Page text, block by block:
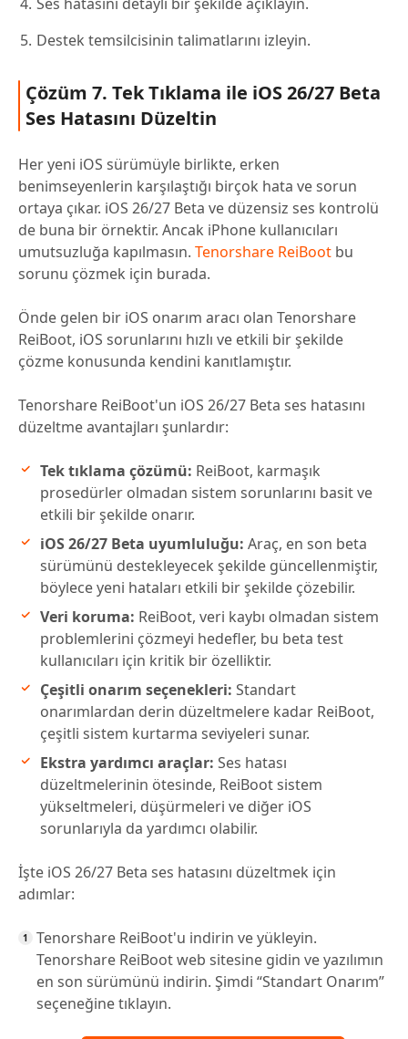
Destek temsilcisinin talimatlarını izleyin.
Çözüm 7. Tek Tıklama ile iOS 26/27 Beta
Ses Hatasını Düzeltin
Her yeni iOS sürümüyle birlikte, erken
benimseyenlerin karşılaştığı birçok hata ve sorun
ortaya çıkar. iOS 26/27 Beta ve düzensiz ses kontrolü
de buna bir örnektir. Ancak iPhone kullanıcıları
umutsuzluğa kapılmasın. Tenorshare ReiBoot bu
sorunu çözmek için burada.
Önde gelen bir iOS onarım aracı olan Tenorshare
ReiBoot, iOS sorunlarını hızlı ve etkili bir şekilde
çözme konusunda kendini kanıtlamıştır.
Tenorshare ReiBoot'un iOS 26/27 Beta ses hatasını
düzeltme avantajları şunlardır:
Tek tıklama çözümü: ReiBoot, karmaşık
prosedürler olmadan sistem sorunlarını basit ve
etkili bir şekilde onarır.
iOS 26/27 Beta uyumluluğu: Araç, en son beta
sürümünü destekleyecek şekilde güncellenmiştir,
böylece yeni hataları etkili bir şekilde çözebilir.
Veri koruma: ReiBoot, veri kaybı olmadan sistem
problemlerini çözmeyi hedefler, bu beta test
kullanıcıları için kritik bir özelliktir.
Çeşitli onarım seçenekleri: Standart
onarımlardan derin düzeltmelere kadar ReiBoot,
çeşitli sistem kurtarma seviyeleri sunar.
Ekstra yardımcı araçlar: Ses hatası
düzeltmelerinin ötesinde, ReiBoot sistem
yükseltmeleri, düşürmeleri ve diğer iOS
sorunlarıyla da yardımcı olabilir.
İşte iOS 26/27 Beta ses hatasını düzeltmek için
adımlar:
Tenorshare ReiBoot'u indirin ve yükleyin.
Tenorshare ReiBoot web sitesine gidin ve yazılımın
en son sürümünü indirin. Şimdi “Standart Onarım”
seçeneğine tıklayın.